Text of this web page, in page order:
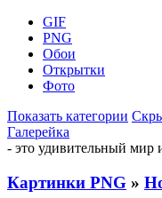
GIF
PNG
Обои
Открытки
Фото
Показать категории
Галерейка
- это удивительный мир
Картинки PNG »